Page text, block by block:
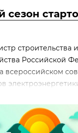
Российской
всероссийском